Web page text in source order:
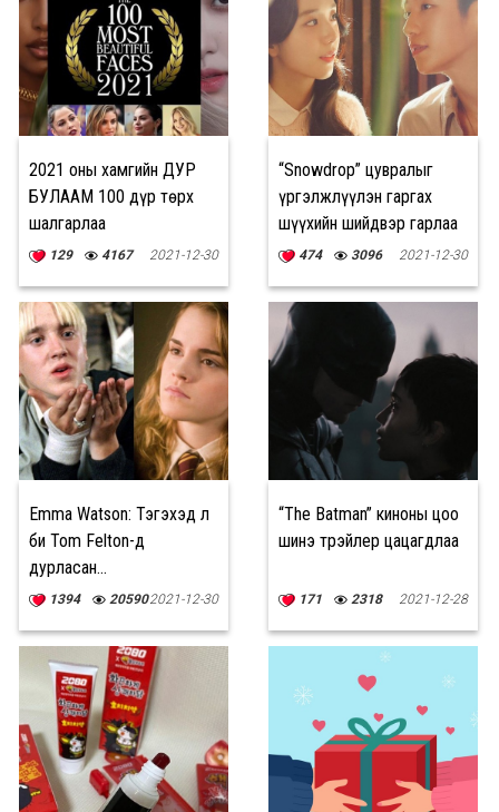
2021 оны хамгийн ДУР
БУЛААМ 100 дүр төрх
шалгарлаа
129 4167 2021-12-30
“Snowdrop” цувралыг
үргэлжлүүлэн гаргах
шүүхийн шийдвэр гарлаа
474 3096 2021-12-30
Emma Watson: Тэгэхэд л
би Tom Felton-д
дурласан...
1394 205902021-12-30
“The Batman” киноны цоо
шинэ трэйлер цацагдлаа
171 2318 2021-12-28